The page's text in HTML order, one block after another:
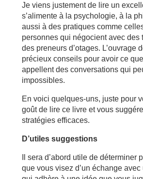
Je viens justement de lire un
s’alimente à la psychologie, à la
aussi à des pratiques comme
personnes qui négocient avec des
des preneurs d’otages. L’ouvrage
précieux conseils pour avoir ce
appellent des conversations qui
impossibles.
En voici quelques-uns, juste pour
goût de lire ce livre et vous
stratégies efficaces.
D’utiles suggestions
Il sera d’abord utile de déterminer
que vous visez d’un échange